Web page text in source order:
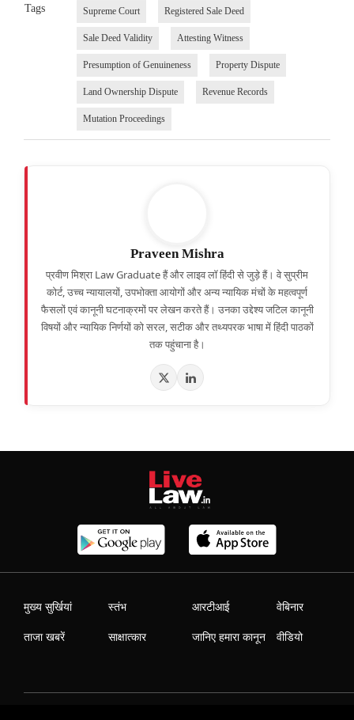
Tags Supreme Court Registered Sale Deed
Sale Deed Validity Attesting Witness
Presumption of Genuineness Property Dispute
Land Ownership Dispute Revenue Records
Mutation Proceedings
Praveen Mishra
प्रवीण मिश्रा Law Graduate हैं और लाइव लॉ हिंदी से जुड़े हैं। वे सुप्रीम
कोर्ट, उच्च न्यायालयों, उपभोक्ता आयोगों और अन्य न्यायिक मंचों के महत्वपूर्ण
फैसलों एवं कानूनी घटनाक्रमों पर लेखन करते हैं। उनका उद्देश्य जटिल कानूनी
विषयों और न्यायिक निर्णयों को सरल, सटीक और तथ्यपरक भाषा में हिंदी पाठकों
तक पहुंचाना है।
मुख्य सुर्खियां
ताजा खबरें
स्तंभ
साक्षात्कार
आरटीआई
जानिए हमारा कानून
वेबिनार
वीडियो